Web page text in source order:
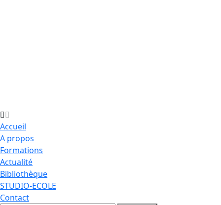
Accueil
A propos
Formations
Actualité
Bibliothèque
STUDIO-ECOLE
Contact